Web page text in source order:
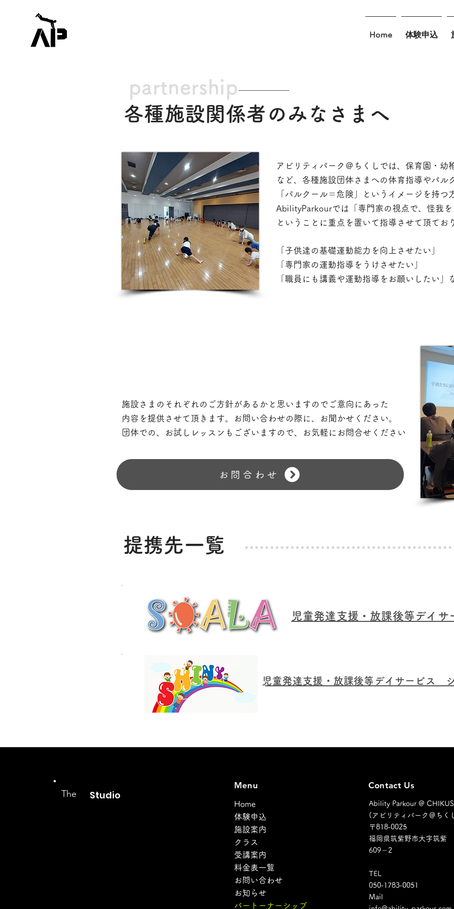
Home 体験申込
partnership
各種施設関係者のみなさまへ
アビリティパーク＠ちくしでは、保育園・幼
など、各種施設団体さまへの体育指導やパル
「パルクール＝危険」というイメージを持
AbilityParkourでは「専門家の視点で、怪我
ということに重点を置いて指導させて頂てお
「子供達の基礎運動能力を向上させたい」
「専門家の運動指導をうけさせたい」
「職員にも講義や運動指導をお願いしたい」
施設さまのそれぞれのご方針があるかと思いますのでご意向にあった
内容を提供させて頂きます。お問い合わせの際に、お聞かせください。
​団体での、お試しレッスンもございますので、お気軽にお問合せください
お問合わせ
提携先一覧
児童発達支援・放課後等デイサ
​児童発達支援・放課後等デイサービス
The Studio
Menu
Home
体験申込
施設案内
クラス
受講案内
料金表一覧
お問い合わせ
お知らせ
パートーナーシップ
Contact Us
Ability Parkour @
(アビリティパーク＠ちく
〒​818‐0025
福岡県筑紫野市大字筑紫
609－2
TEL​
​050‐1783‐0051
Mail